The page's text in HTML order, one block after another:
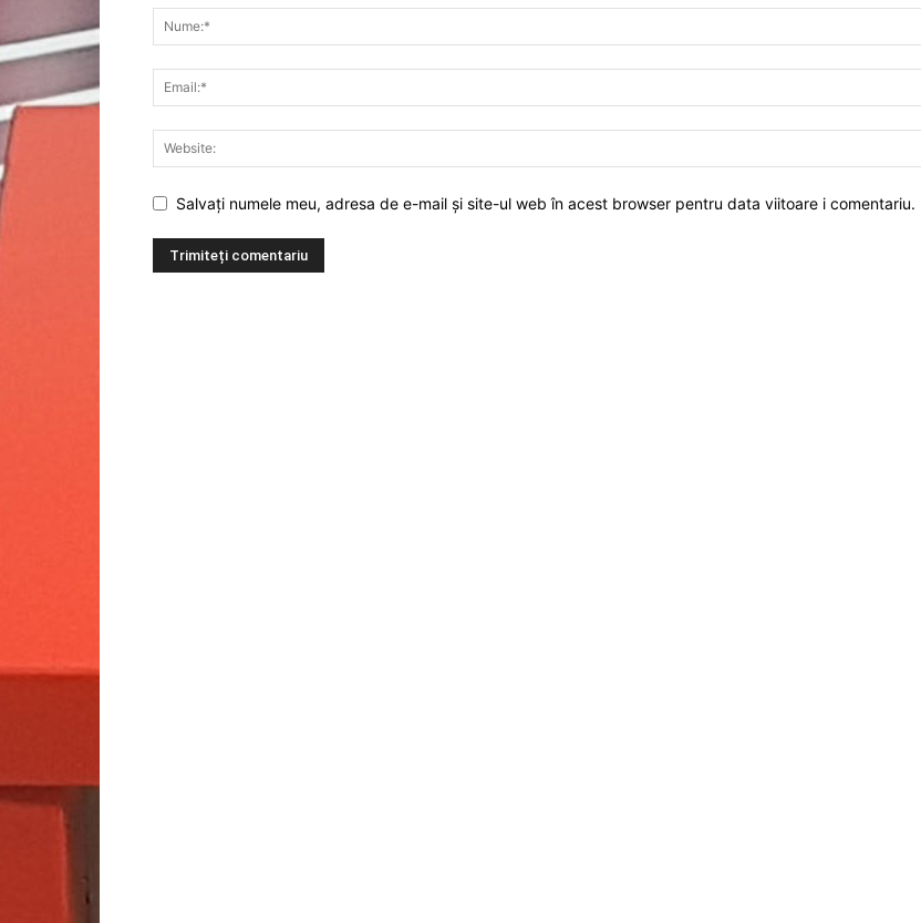
Salvați numele meu, adresa de e-mail și site-ul web în acest browser pentru data viitoare i comentariu.